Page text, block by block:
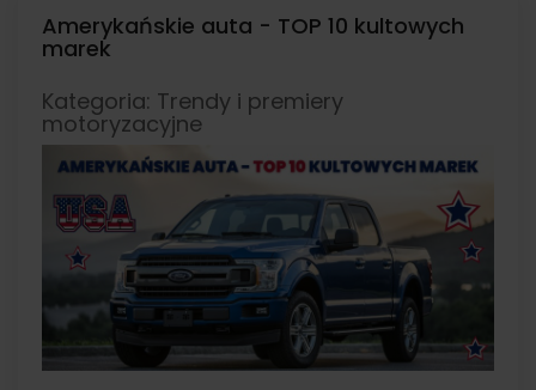
Amerykańskie auta - TOP 10 kultowych
marek
Kategoria: Trendy i premiery
motoryzacyjne